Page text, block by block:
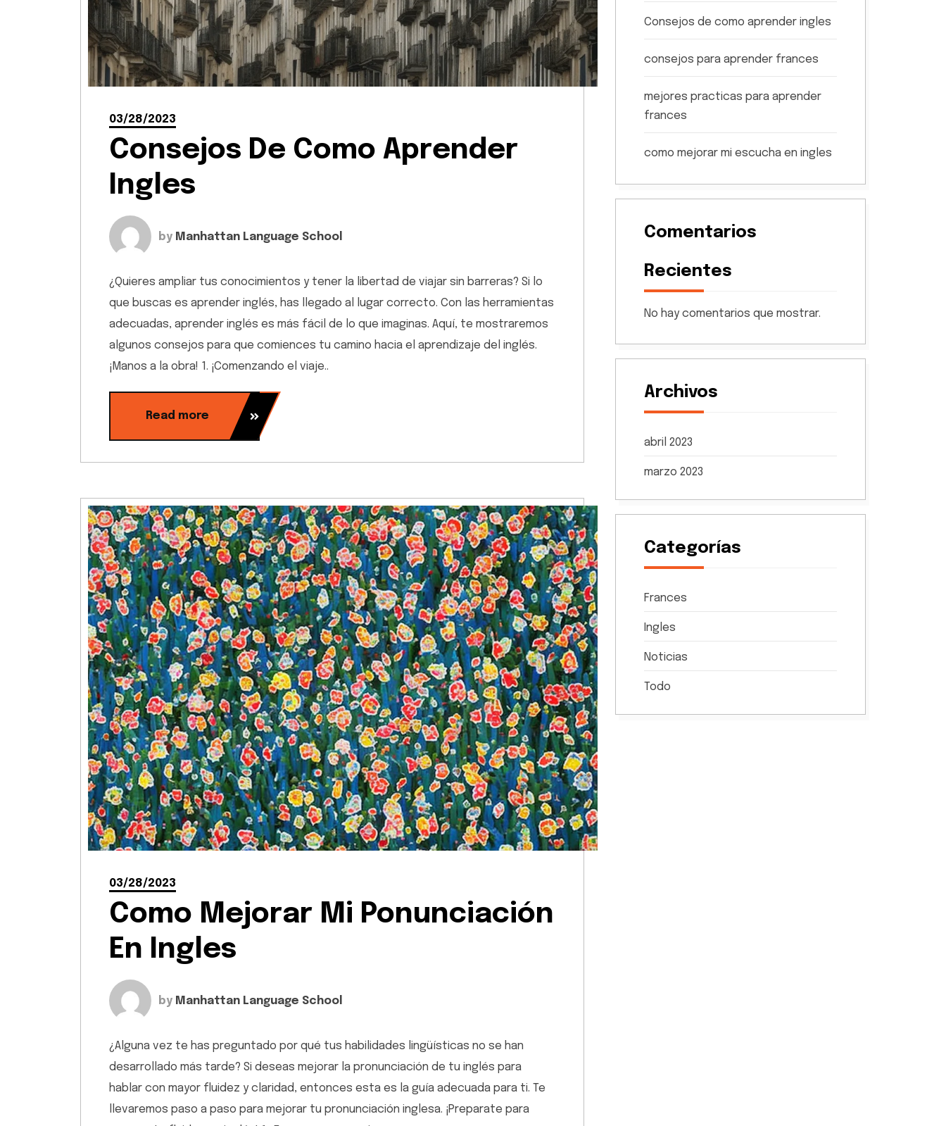
03/28/2023
Consejos De Como Aprender
Ingles
by Manhattan Language School
¿Quieres ampliar tus conocimientos y tener la libertad de viajar sin barreras? Si lo
que buscas es aprender inglés, has llegado al lugar correcto. Con las herramientas
adecuadas, aprender inglés es más fácil de lo que imaginas. Aquí, te mostraremos
algunos consejos para que comiences tu camino hacia el aprendizaje del inglés.
¡Manos a la obra! 1. ¡Comenzando el viaje..
Read more
03/28/2023
Como Mejorar Mi Ponunciación
En Ingles
by Manhattan Language School
¿Alguna vez te has preguntado por qué tus habilidades lingüísticas no se han
desarrollado más tarde? Si deseas mejorar la pronunciación de tu inglés para
hablar con mayor fluidez y claridad, entonces esta es la guía adecuada para ti. Te
llevaremos paso a paso para mejorar tu pronunciación inglesa. ¡Preparate para
Consejos de como aprender ingles
consejos para aprender frances
mejores practicas para aprender
frances
como mejorar mi escucha en ingles
Comentarios
Recientes
No hay comentarios que mostrar.
Archivos
abril 2023
marzo 2023
Categorías
Frances
Ingles
Noticias
Todo